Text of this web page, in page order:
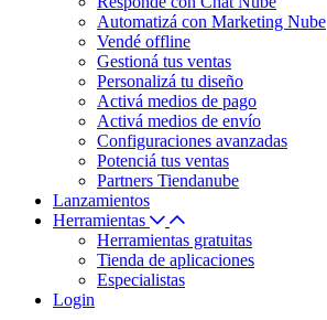
Automatizá con Marketing Nube
Vendé offline
Gestioná tus ventas
Personalizá tu diseño
Activá medios de pago
Activá medios de envío
Configuraciones avanzadas
Potenciá tus ventas
Partners Tiendanube
Lanzamientos
Herramientas
Herramientas gratuitas
Tienda de aplicaciones
Especialistas
Login